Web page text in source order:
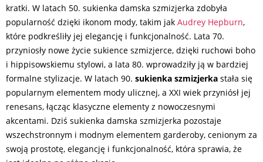
kratki. W latach 50. sukienka damska szmizjerka zdobyła
popularność dzięki ikonom mody, takim jak Audrey Hepburn,
które podkreśliły jej elegancję i funkcjonalność. Lata 70.
przyniosły nowe życie sukience szmizjerce, dzięki ruchowi boho
i hippisowskiemu stylowi, a lata 80. wprowadziły ją w bardziej
formalne stylizacje. W latach 90. sukienka szmizjerka stała się
popularnym elementem mody ulicznej, a XXI wiek przyniósł jej
renesans, łącząc klasyczne elementy z nowoczesnymi
akcentami. Dziś sukienka damska szmizjerka pozostaje
wszechstronnym i modnym elementem garderoby, cenionym za
swoją prostotę, elegancję i funkcjonalność, która sprawia, że